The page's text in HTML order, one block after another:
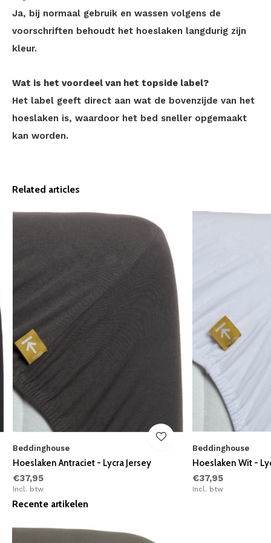
Ja, bij normaal gebruik en wassen volgens de
voorschriften behoudt het hoeslaken langdurig zijn
kleur.
Wat is het voordeel van het topside label?
Het label geeft direct aan wat de bovenzijde van het
hoeslaken is, waardoor het bed sneller opgemaakt
kan worden.
Related articles
Beddinghouse
Hoeslaken Antraciet - Lycra Jersey
€37,95
Incl. btw
Beddinghouse
Hoeslaken Wit -
€37,95
Incl. btw
Recente artikelen